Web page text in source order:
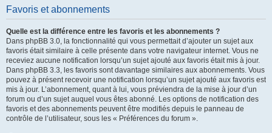
Favoris et abonnements
Quelle est la différence entre les favoris et les abonnements ?
Dans phpBB 3.0, la fonctionnalité qui vous permettait d’ajouter un sujet aux
favoris était similaire à celle présente dans votre navigateur internet. Vous ne
receviez aucune notification lorsqu’un sujet ajouté aux favoris était mis à jour.
Dans phpBB 3.3, les favoris sont davantage similaires aux abonnements. Vous
pouvez à présent recevoir une notification lorsqu’un sujet ajouté aux favoris est
mis à jour. L’abonnement, quant à lui, vous préviendra de la mise à jour d’un
forum ou d’un sujet auquel vous êtes abonné. Les options de notification des
favoris et des abonnements peuvent être modifiés depuis le panneau de
contrôle de l’utilisateur, sous les « Préférences du forum ».